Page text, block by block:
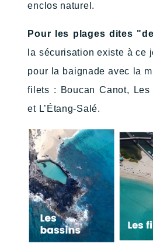
enclos naturel.
Pour les plages dites
la sécurisation existe à ce
pour la baignade avec la
filets : Boucan Canot, Les
et L’Étang-Salé.